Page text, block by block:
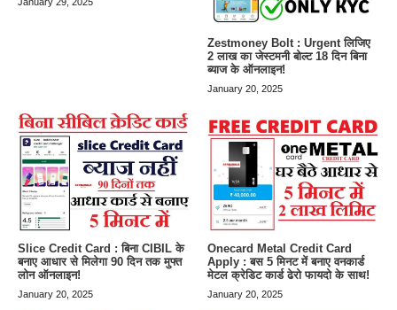
Zestmoney Bolt : Urgent लिजिए
2 लाख का जेस्टमनी बोल्ट 18 दिन बिना
ब्याज के ऑनलाइन!
January 20, 2025
Slice Credit Card : बिना CIBIL के
बनाए आधार से मिलेगा 90 दिन तक मुफ्त
लोन ऑनलाइन!
January 20, 2025
Onecard Metal Credit Card
Apply : बस 5 मिनट में बनाए वनकार्ड
मेटल क्रेडिट कार्ड ढेरो फायदो के साथ!
January 20, 2025